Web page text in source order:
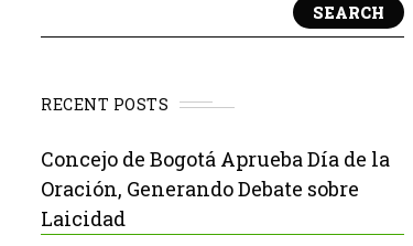
SEARCH
RECENT POSTS
Concejo de Bogotá Aprueba Día de la
Oración, Generando Debate sobre
Laicidad